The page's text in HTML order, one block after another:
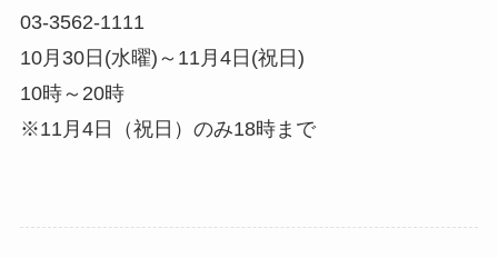
03-3562-1111
10月30日(水曜)～11月4日(祝日)
10時～20時
※11月4日（祝日）のみ18時まで